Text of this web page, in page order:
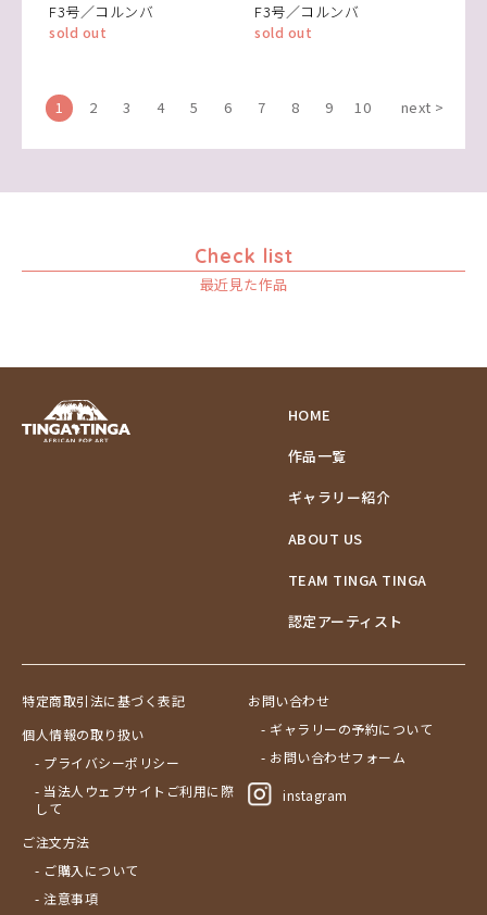
F3号／コルンバ
sold out
F3号／コルンバ
sold out
1 2 3 4 5 6 7 8 9 10 next >
Check list
最近見た作品
HOME
作品一覧
ギャラリー紹介
ABOUT US
TEAM TINGA TINGA
認定アーティスト
特定商取引法に基づく表記
個人情報の取り扱い
- プライバシーポリシー
- 当法人ウェブサイトご利用に際
して
ご注文方法
- ご購入について
- 注意事項
お問い合わせ
- ギャラリーの予約について
- お問い合わせフォーム
instagram